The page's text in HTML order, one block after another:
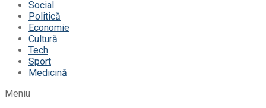
Social
Politică
Economie
Cultură
Tech
Sport
Medicină
Meniu